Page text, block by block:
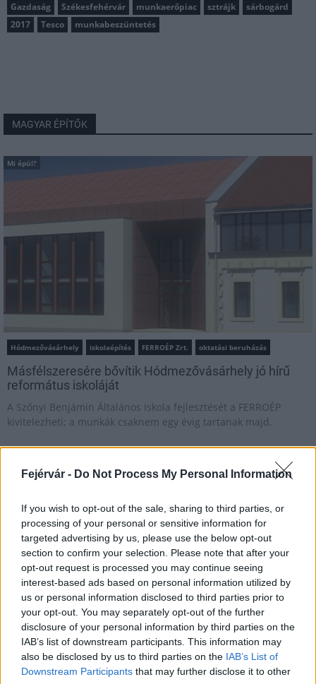
Fejérvár - Do Not Process My Personal Information
If you wish to opt-out of the sale, sharing to third parties, or
processing of your personal or sensitive information for
targeted advertising by us, please use the below opt-out
section to confirm your selection. Please note that after your
opt-out request is processed you may continue seeing
interest-based ads based on personal information utilized by
us or personal information disclosed to third parties prior to
your opt-out. You may separately opt-out of the further
disclosure of your personal information by third parties on the
IAB’s list of downstream participants. This information may
also be disclosed by us to third parties on the IAB’s List of
Downstream Participants that may further disclose it to other
Gazdaság Székesfehérvár munkaerőpiac sztrájk
sárbogárd
2017
Tesco munkabeszüntetés
MAGYAR ÉPÍTŐK
Mi épül?
Hódmezővásárhely iskolaépítés FERROÉP Zrt. oktatási beruházás
Másfélszeresére bővítik Hódmezővásárhely jó hírű
református iskoláját
A Szőnyi Benjámin Általános Iskola fejlesztését a FERROÉP
kivitelezheti; a munkák csaknem egy évig tartanak majd.
Flórián téri felüljárón
Paks II.: Mit jelent az 5. blokk új
mérföldköve a felülvizsgálat
árnyékában?
Elkészült a Liszt Ferenc repülőtér
közelében lévő logisztikai bázis út- és
közműhálózatának fejlesztése